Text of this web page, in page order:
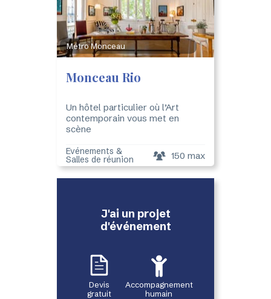
Métro Monceau
Monceau Rio
Un hôtel particulier où l’Art
contemporain vous met en
scène
150 max
Evénements &
Salles de réunion
Accompagnement
humain
Devis
gratuit
J'ai un projet
d'événement